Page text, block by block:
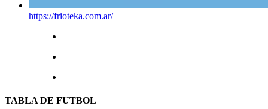
https://frioteka.com.ar/
TABLA DE FUTBOL